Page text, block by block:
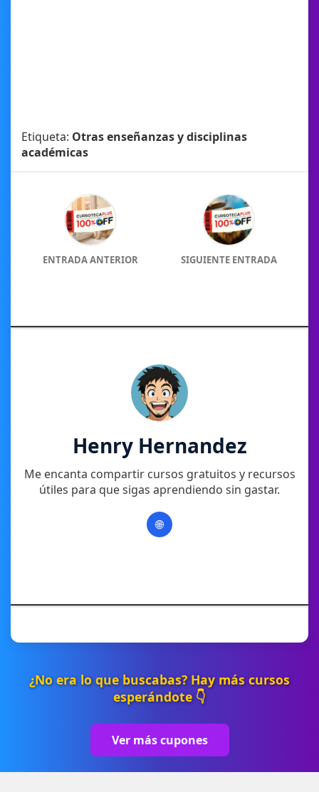
Etiqueta: Otras enseñanzas y disciplinas
académicas
ENTRADA ANTERIOR SIGUIENTE ENTRADA
Henry Hernandez
Me encanta compartir cursos gratuitos y recursos
útiles para que sigas aprendiendo sin gastar.
🌐
¿No era lo que buscabas? Hay más cursos
esperándote 👇
Ver más cupones